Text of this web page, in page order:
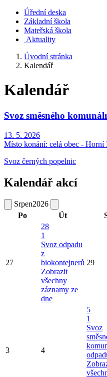
Úřední deska
Základní škola
Mateřská škola
Aktuality
Úvodní stránka
Kalendář
Kalendář
Svoz směsného
13. 5. 2026
Místo konání: celá obec - Horní
Svoz černých popelnic
Kalendář akcí
Srpen2026
Po
Út
27
28
1
Svoz odpadu
z
biokontejnerů
Zobrazit
všechny
záznamy ze
dne
29
3 4
5
1
Svoz